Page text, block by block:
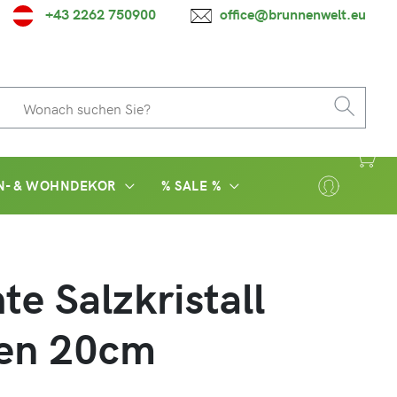
+43 2262 750900 office@brunnenwelt.eu
& WOHNDEKOR % SALE %
Salzkristall
20cm